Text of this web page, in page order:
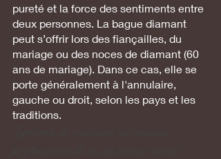
pureté et la force des sentiments entre
deux personnes. La bague diamant
peut s’offrir lors des fiançailles, du
mariage ou des noces de diamant (60
ans de mariage). Dans ce cas, elle se
porte généralement à l'annulaire,
gauche ou droit, selon les pays et les
traditions.